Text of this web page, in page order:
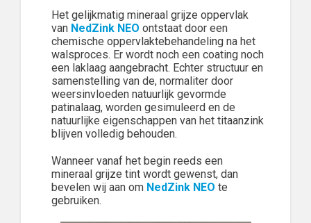
Het gelijkmatig mineraal grijze oppervlak
van NedZink NEO ontstaat door een
chemische oppervlaktebehandeling na het
walsproces. Er wordt noch een coating noch
een laklaag aangebracht. Echter structuur en
samenstelling van de, normaliter door
weersinvloeden natuurlijk gevormde
patinalaag, worden gesimuleerd en de
natuurlijke eigenschappen van het titaanzink
blijven volledig behouden.
Wanneer vanaf het begin reeds een
mineraal grijze tint wordt gewenst, dan
bevelen wij aan om NedZink NEO te
gebruiken.